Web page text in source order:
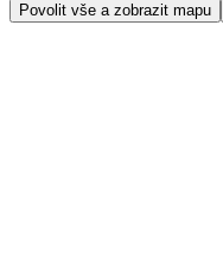
Povolit vše a zobrazit mapu